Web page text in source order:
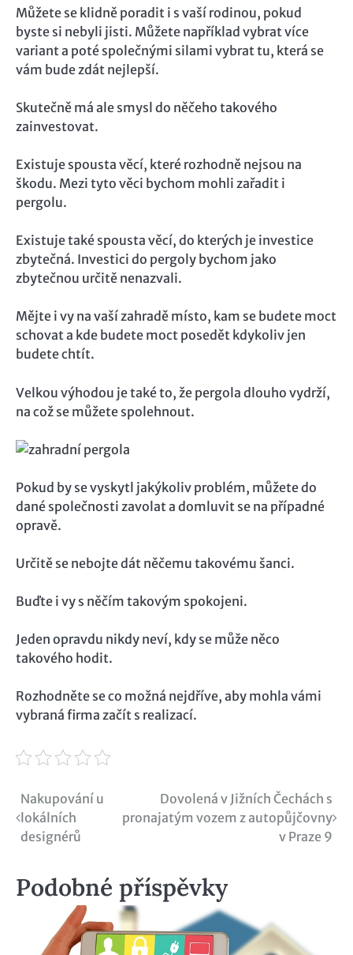
Můžete se klidně poradit i s vaší rodinou, pokud
byste si nebyli jisti. Můžete například vybrat více
variant a poté společnými silami vybrat tu, která se
vám bude zdát nejlepší.
Skutečně má ale smysl do něčeho takového
zainvestovat.
Existuje spousta věcí, které rozhodně nejsou na
škodu. Mezi tyto věci bychom mohli zařadit i
pergolu.
Existuje také spousta věcí, do kterých je investice
zbytečná. Investici do pergoly bychom jako
zbytečnou určitě nenazvali.
Mějte i vy na vaší zahradě místo, kam se budete moct
schovat a kde budete moct posedět kdykoliv jen
budete chtít.
Velkou výhodou je také to, že pergola dlouho vydrží,
na což se můžete spolehnout.
Pokud by se vyskytl jakýkoliv problém, můžete do
dané společnosti zavolat a domluvit se na případné
opravě.
Určitě se nebojte dát něčemu takovému šanci.
Buďte i vy s něčím takovým spokojeni.
Jeden opravdu nikdy neví, kdy se může něco
takového hodit.
Rozhodněte se co možná nejdříve, aby mohla vámi
vybraná firma začít s realizací.
Navigace
pro
Nakupování u
lokálních
designérů
Dovolená v Jižních Čechách s
pronajatým vozem z autopůjčovny
v Praze 9
Podobné příspěvky